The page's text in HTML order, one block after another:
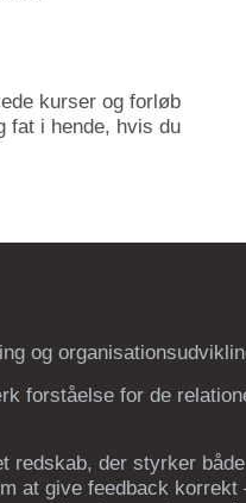
kurser og forløb
fat i hende, hvis du
og
forståelse for de
redskab, der styrker
at give feedback korrekt